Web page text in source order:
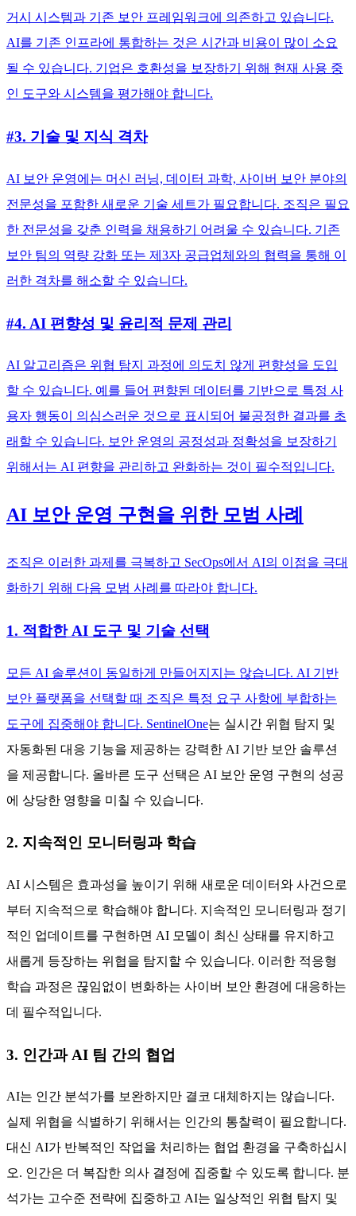
거시 시스템과 기존 보안 프레임워크에 의존하고 있습니다.
AI를 기존 인프라에 통합하는 것은 시간과 비용이 많이 소요
될 수 있습니다. 기업은 호환성을 보장하기 위해 현재 사용 중
인 도구와 시스템을 평가해야 합니다.
#3. 기술 및 지식 격차
AI 보안 운영에는 머신 러닝, 데이터 과학, 사이버 보안 분야의
전문성을 포함한 새로운 기술 세트가 필요합니다. 조직은 필요
한 전문성을 갖춘 인력을 채용하기 어려울 수 있습니다. 기존
보안 팀의 역량 강화 또는 제3자 공급업체와의 협력을 통해 이
러한 격차를 해소할 수 있습니다.
#4. AI 편향성 및 윤리적 문제 관리
AI 알고리즘은 위협 탐지 과정에 의도치 않게 편향성을 도입
할 수 있습니다. 예를 들어 편향된 데이터를 기반으로 특정 사
용자 행동이 의심스러운 것으로 표시되어 불공정한 결과를 초
래할 수 있습니다. 보안 운영의 공정성과 정확성을 보장하기
위해서는 AI 편향을 관리하고 완화하는 것이 필수적입니다.
AI 보안 운영 구현을 위한 모범 사례
조직은 이러한 과제를 극복하고 SecOps에서 AI의 이점을 극대
화하기 위해 다음 모범 사례를 따라야 합니다.
1. 적합한 AI 도구 및 기술 선택
모든 AI 솔루션이 동일하게 만들어지지는 않습니다. AI 기반
보안 플랫폼을 선택할 때 조직은 특정 요구 사항에 부합하는
도구에 집중해야 합니다. SentinelOne는 실시간 위협 탐지 및
자동화된 대응 기능을 제공하는 강력한 AI 기반 보안 솔루션
을 제공합니다. 올바른 도구 선택은 AI 보안 운영 구현의 성공
에 상당한 영향을 미칠 수 있습니다.
2. 지속적인 모니터링과 학습
AI 시스템은 효과성을 높이기 위해 새로운 데이터와 사건으로
부터 지속적으로 학습해야 합니다. 지속적인 모니터링과 정기
적인 업데이트를 구현하면 AI 모델이 최신 상태를 유지하고
새롭게 등장하는 위협을 탐지할 수 있습니다. 이러한 적응형
학습 과정은 끊임없이 변화하는 사이버 보안 환경에 대응하는
데 필수적입니다.
3. 인간과 AI 팀 간의 협업
AI는 인간 분석가를 보완하지만 결코 대체하지는 않습니다.
실제 위협을 식별하기 위해서는 인간의 통찰력이 필요합니다.
대신 AI가 반복적인 작업을 처리하는 협업 환경을 구축하십시
오. 인간은 더 복잡한 의사 결정에 집중할 수 있도록 합니다. 분
석가는 고수준 전략에 집중하고 AI는 일상적인 위협 탐지 및